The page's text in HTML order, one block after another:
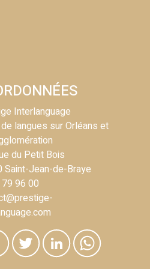
Interlanguage
langues sur Orléans et
du Petit Bois
Saint-Jean-de-Braye
96 00